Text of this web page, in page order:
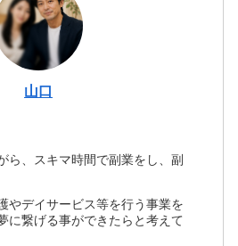
山口
ら、スキマ時間で副業をし、副
やデイサービス等を行う事業を
に繋げる事ができたらと考えて